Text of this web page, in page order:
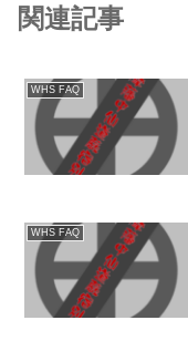
関連記事
WHS FAQ
WHS FAQ